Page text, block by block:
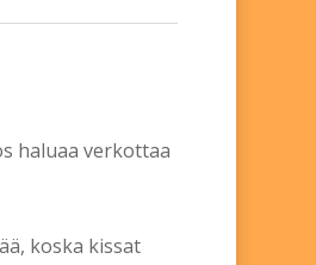
haluaa verkottaa
koska kissat